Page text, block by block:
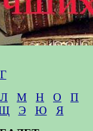
Л М Н О
П
Э Ю
Я